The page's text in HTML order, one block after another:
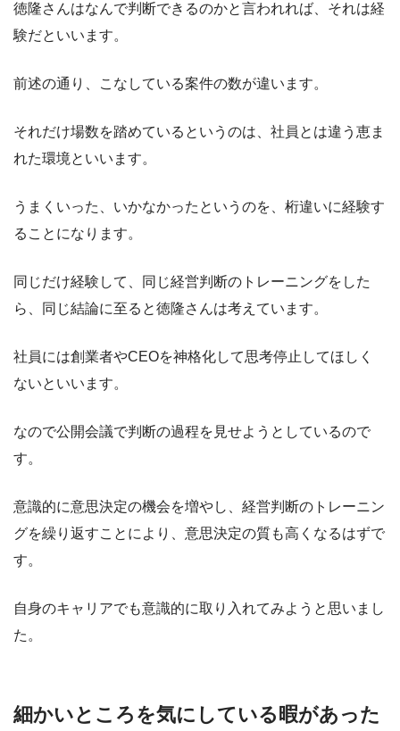
徳隆さんはなんで判断できるのかと言われれば、それは経
験だといいます。
前述の通り、こなしている案件の数が違います。
それだけ場数を踏めているというのは、社員とは違う恵ま
れた環境といいます。
うまくいった、いかなかったというのを、桁違いに経験す
ることになります。
同じだけ経験して、同じ経営判断のトレーニングをした
ら、同じ結論に至ると徳隆さんは考えています。
社員には創業者やCEOを神格化して思考停止してほしく
ないといいます。
なので公開会議で判断の過程を見せようとしているので
す。
意識的に意思決定の機会を増やし、経営判断のトレーニン
グを繰り返すことにより、意思決定の質も高くなるはずで
す。
自身のキャリアでも意識的に取り入れてみようと思いまし
た。
細かいところを気にしている暇があった